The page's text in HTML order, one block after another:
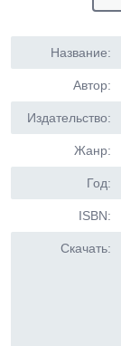
Название:
Автор:
Издательство:
Жанр:
Год:
ISBN:
Скачать: